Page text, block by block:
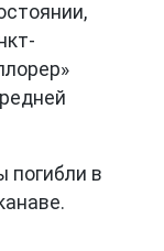
погибли в